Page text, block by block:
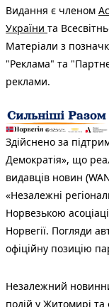
Видання є членом
України та
Матеріали з
"Реклама" та
реклами.
Здійснено за
Демократія», що
видавців новин
«Незалежні
Норвезькою
Норвегії. Погляди
офіційну позицію
Незалежний
подій у Житомирі